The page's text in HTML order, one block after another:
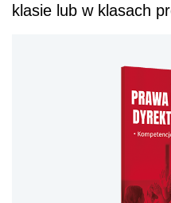
klasie lub w klasach